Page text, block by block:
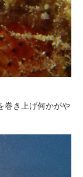
巻き上げ何かがや